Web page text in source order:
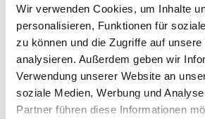
Wir verwenden Cookies, um Inhalte
personalisieren, Funktionen für
zu können und die Zugriffe auf
analysieren. Außerdem geben wir
Verwendung unserer Website an
soziale Medien, Werbung und
Partner führen diese Informationen